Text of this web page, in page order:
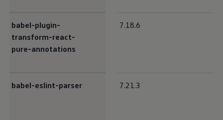
babel-plugin-
transform-react-
pure-annotations
7.18.6
babel-eslint-parser 7.21.3